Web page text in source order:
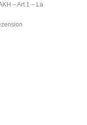
– Art.1 – La